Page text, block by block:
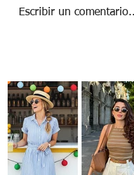
Escribir un